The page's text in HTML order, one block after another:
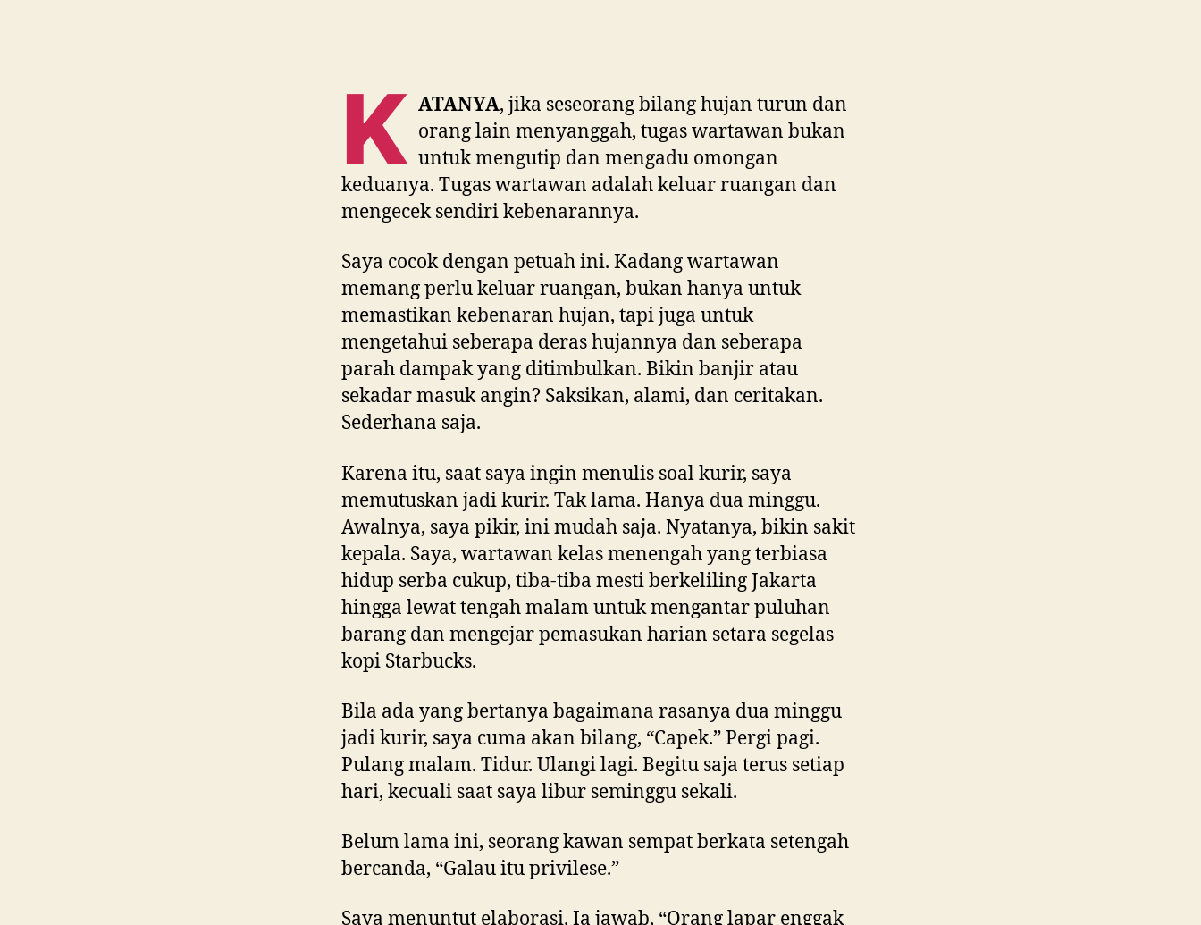
K ATANYA, jika seseorang bilang hujan turun dan
orang lain menyanggah, tugas wartawan bukan
untuk mengutip dan mengadu omongan
keduanya. Tugas wartawan adalah keluar ruangan dan
mengecek sendiri kebenarannya.
Saya cocok dengan petuah ini. Kadang wartawan
memang perlu keluar ruangan, bukan hanya untuk
memastikan kebenaran hujan, tapi juga untuk
mengetahui seberapa deras hujannya dan seberapa
parah dampak yang ditimbulkan. Bikin banjir atau
sekadar masuk angin? Saksikan, alami, dan ceritakan.
Sederhana saja.
Karena itu, saat saya ingin menulis soal kurir, saya
memutuskan jadi kurir. Tak lama. Hanya dua minggu.
Awalnya, saya pikir, ini mudah saja. Nyatanya, bikin sakit
kepala. Saya, wartawan kelas menengah yang terbiasa
hidup serba cukup, tiba-tiba mesti berkeliling Jakarta
hingga lewat tengah malam untuk mengantar puluhan
barang dan mengejar pemasukan harian setara segelas
kopi Starbucks.
Bila ada yang bertanya bagaimana rasanya dua minggu
jadi kurir, saya cuma akan bilang, “Capek.” Pergi pagi.
Pulang malam. Tidur. Ulangi lagi. Begitu saja terus setiap
hari, kecuali saat saya libur seminggu sekali.
Belum lama ini, seorang kawan sempat berkata setengah
bercanda, “Galau itu privilese.”
Saya menuntut elaborasi. Ia jawab, “Orang lapar enggak